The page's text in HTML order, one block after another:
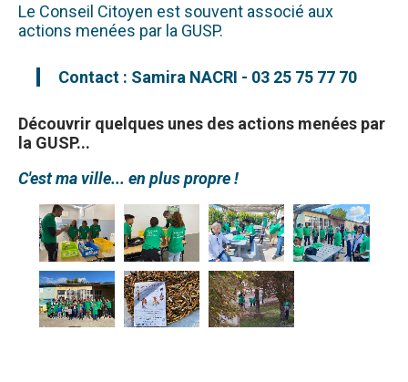
Le Conseil Citoyen est souvent associé aux
actions menées par la GUSP.
Contact : Samira NACRI - 03 25 75 77 70
Découvrir quelques unes des actions menées par
la GUSP...
C'est ma ville... en plus propre !